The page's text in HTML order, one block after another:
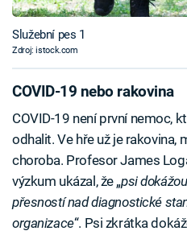
Služební pes 1
Zdroj: istock.com
COVID-19 nebo rakovina
COVID-19 není první nemoc,
odhalit. Ve hře už je rakovina,
choroba. Profesor James
výzkum ukázal, že „psi
přesností nad diagnostické
organizace“. Psi zkrátka